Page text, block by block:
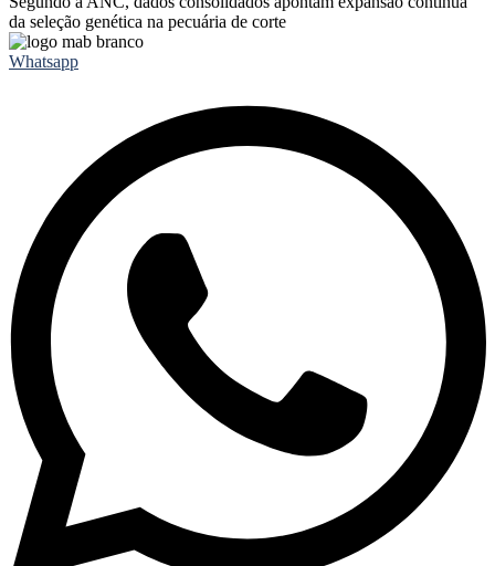
da seleção genética na pecuária de corte
Whatsapp